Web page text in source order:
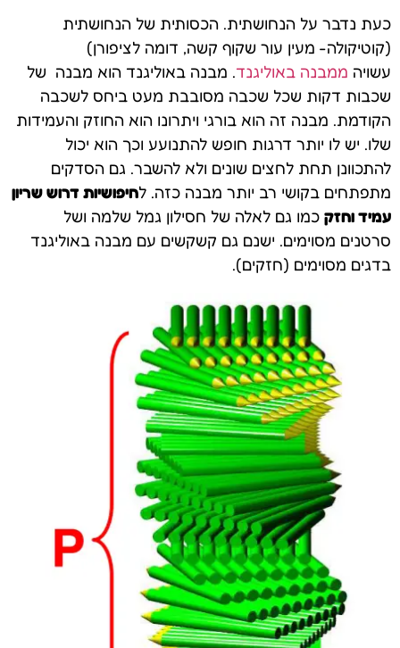
כעת נדבר על הנחושתית. הכסותית של הנחושתית
(קוטיקולה- מעין עור שקוף קשה, דומה לציפורן)
עשויה ממבנה באוליגנד. מבנה באוליגנד הוא מבנה של
שכבות דקות שכל שכבה מסובבת מעט ביחס לשכבה
הקודמת. מבנה זה הוא בורגי ויתרונו הוא החוזק והעמידות
שלו. יש לו יותר דרגות חופש להתנועע וכך הוא יכול
להתכוונן תחת לחצים שונים ולא להשבר. גם הסדקים
מתפתחים בקושי רב יותר מבנה כזה. לחיפושיות דרוש שריון
עמיד וחזק כמו גם לאלה של חסילון גמל שלמה ושל
סרטנים מסוימים. ישנם גם קשקשים עם מבנה באוליגנד
בדגים מסוימים (חזקים).